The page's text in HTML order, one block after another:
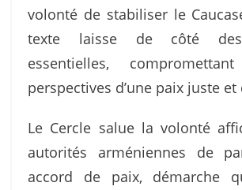
volonté de stabiliser le
texte laisse de côté des
essentielles,
perspectives d’une paix juste
Le Cercle salue la volonté
autorités arméniennes de
accord de paix, démarche